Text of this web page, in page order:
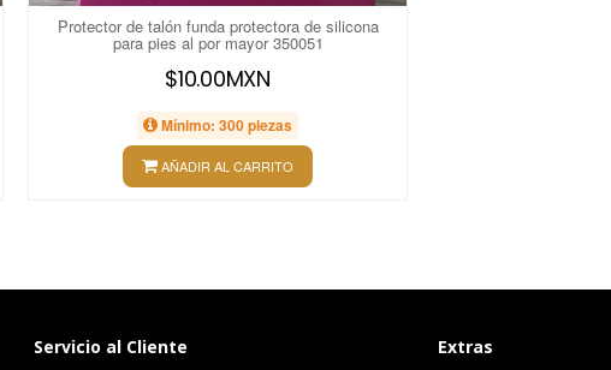
Protector de talón funda protectora de silicona
para pies al por mayor 350051
$10.00MXN
Mínimo: 300 piezas
AÑADIR AL CARRITO
Servicio al Cliente Extras